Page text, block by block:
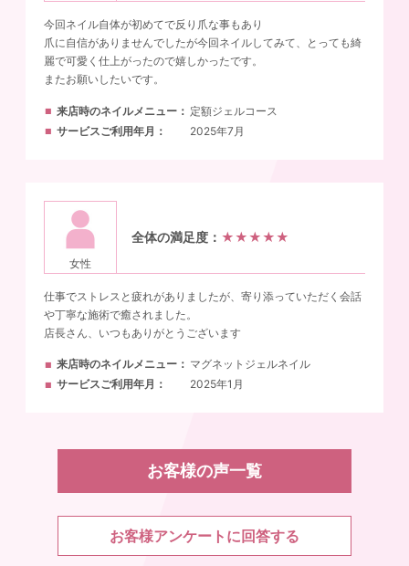
今回ネイル自体が初めてで反り爪な事もあり
爪に自信がありませんでしたが今回ネイルしてみて、とっても綺
麗で可愛く仕上がったので嬉しかったです。
またお願いしたいです。
来店時のネイルメニュー
定額ジェルコース
サービスご利用年月
2025年7月
女性
全体の満足度： ★★★★★
仕事でストレスと疲れがありましたが、寄り添っていただく会話
や丁寧な施術で癒されました。
店長さん、いつもありがとうございます
来店時のネイルメニュー
マグネットジェルネイル
サービスご利用年月
2025年1月
お客様の声一覧
お客様アンケートに回答する